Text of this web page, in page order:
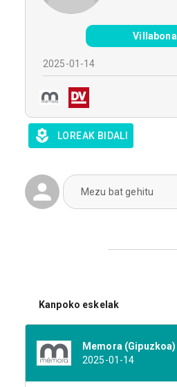
Villabona
2025-01-14
LOREAK BIDALI
Mezu bat gehitu
Kanpoko eskelak
Memora (Gipuzkoa)
2025-01-14